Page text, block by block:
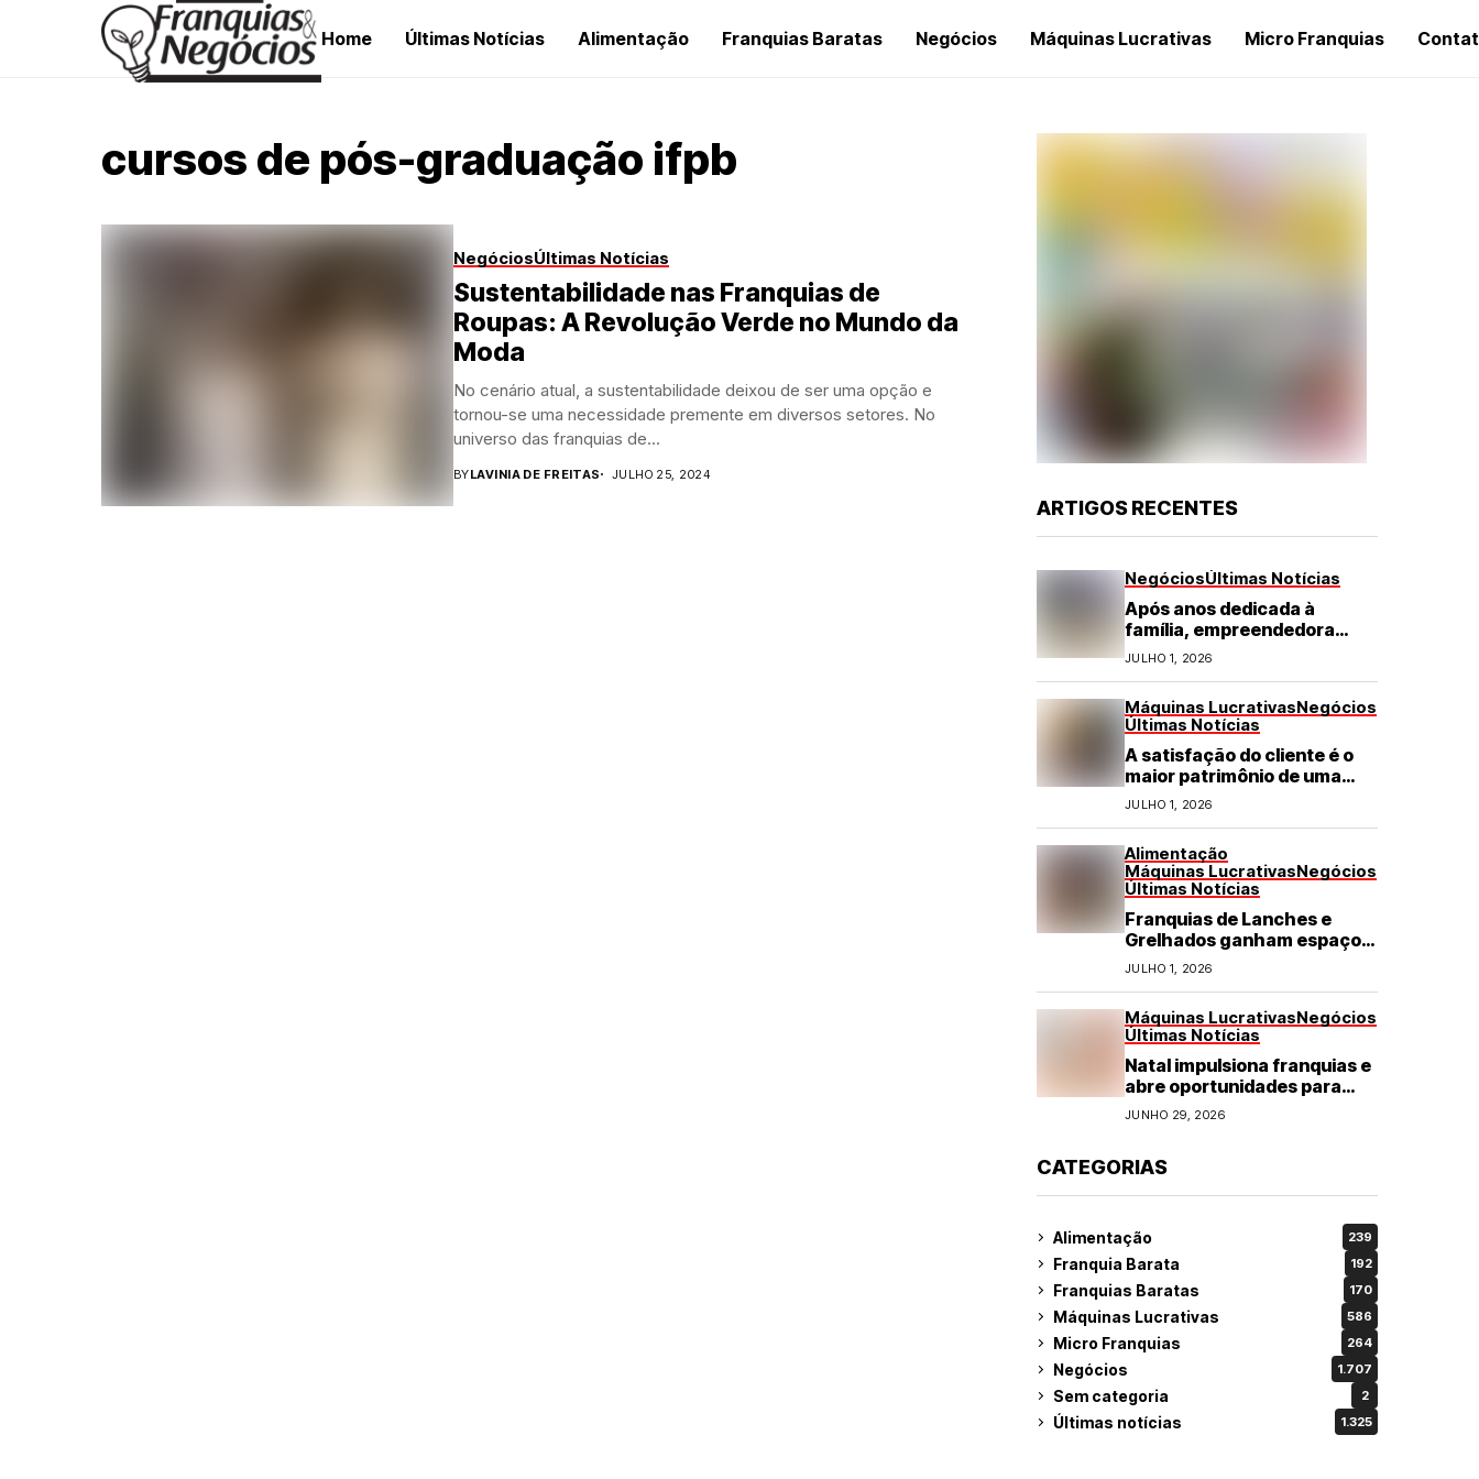
Home Últimas Notícias Alimentação Franquias Baratas Negócios Máquinas Lucrativas Micro Franquias
cursos de pós-graduação ifpb
NegóciosÚltimas Notícias
Sustentabilidade nas Franquias de
Roupas: A Revolução Verde no Mundo da
Moda
No cenário atual, a sustentabilidade deixou de ser uma opção e
tornou-se uma necessidade premente em diversos setores. No
universo das franquias de...
BYLAVINIA DE FREITAS JULHO 25, 2024
ARTIGOS RECENTES
NegóciosÚltimas Notícias
Após anos dedicada à
família, empreendedora
transforma franquia de
turismo em negócio de
JULHO 1, 2026
Máquinas LucrativasNegócios
Últimas Notícias
A satisfação do cliente é o
maior patrimônio de uma
franquia
JULHO 1, 2026
Alimentação
Máquinas LucrativasNegócios
Últimas Notícias
Franquias de Lanches e
Grelhados ganham espaço
com demanda por refeições
rápidas e de qualidade
JULHO 1, 2026
Máquinas LucrativasNegócios
Últimas Notícias
Natal impulsiona franquias e
abre oportunidades para
diversos segmentos do
JUNHO 29, 2026
CATEGORIAS
Alimentação 239
Franquia Barata 192
Franquias Baratas 170
Máquinas Lucrativas 586
Micro Franquias 264
Negócios 1.707
Sem categoria 2
Últimas notícias 1.325